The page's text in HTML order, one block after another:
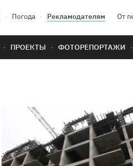
Погода Рекламодателям От
ПРОЕКТЫ ФОТОРЕПОРТАЖИ
Происшествия